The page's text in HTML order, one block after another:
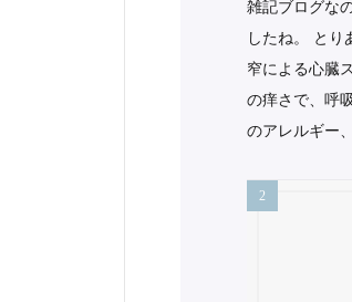
雑記ブログな
したね。 とり
窄による心臓
の痒さで、呼
のアレルギー